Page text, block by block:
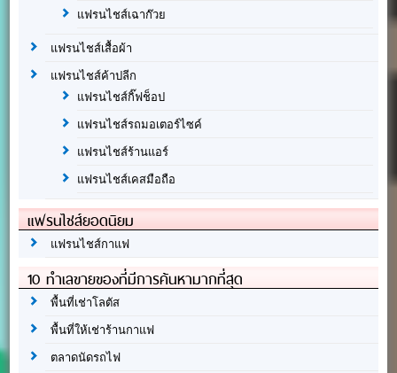
แฟรนไชส์เฉาก๊วย
แฟรนไชส์เสื้อผ้า
แฟรนไชส์ค้าปลีก
แฟรนไชส์กิ๊ฟช็อป
แฟรนไชส์รถมอเตอร์ไซค์
แฟรนไชส์ร้านแอร์
แฟรนไชส์เคสมือถือ
แฟรนไชส์ยอดนิยม
แฟรนไชส์กาแฟ
10 ทำเลขายของที่มีการค้นหามากที่สุด
พื้นที่เช่าโลตัส
พื้นที่ให้เช่าร้านกาแฟ
ตลาดนัดรถไฟ